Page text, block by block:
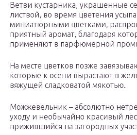
Ветви кустарника, украшенные
листвой, во время цветения
миниатюрными цветками,
приятный аромат, благодаря
применяют в парфюмерной
На месте цветков позже
которые к осени вырастают в
вяжущей сладковатой мякотью.
Можжевельник – абсолютно
уходу и необычайно красивый
прижившийся на загородных